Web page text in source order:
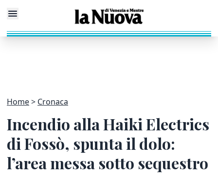
Home Cronaca
Incendio alla Haiki Electrics
di Fossò, spunta il dolo:
l’area messa sotto sequestro